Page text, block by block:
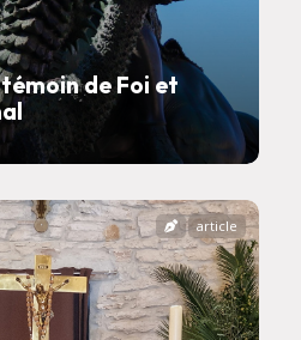
de Foi et
article